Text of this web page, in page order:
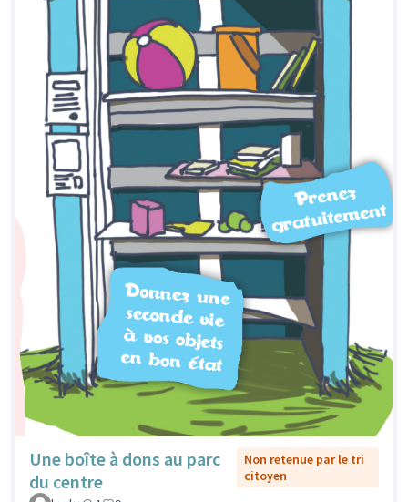
Une boîte à dons au parc
du centre
Non retenue par le tri
citoyen